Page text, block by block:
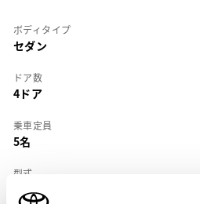
ボディタイプ
セダン
ドア数
4ドア
乗車定員
5名
型式
E-SV35